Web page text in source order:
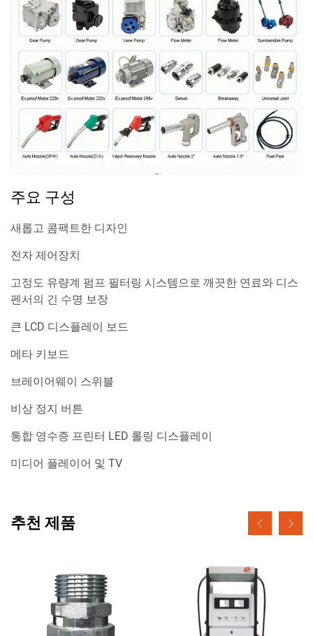
주요 구성
새롭고 콤팩트한 디자인
전자 제어장치
고정도 유량계 펌프 필터링 시스템으로 깨끗한 연료와 디스
펜서의 긴 수명 보장
큰 LCD 디스플레이 보드
메타 키보드
브레이어웨이 스위블
비상 정지 버튼
통합 영수증 프린터 LED 롤링 디스플레이
미디어 플레이어 및 TV
추천 제품